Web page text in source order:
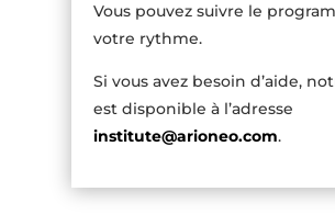
Vous pouvez suivre le
votre rythme.
Si vous avez besoin d’aide,
est disponible à l’adresse
institute@arioneo.com.